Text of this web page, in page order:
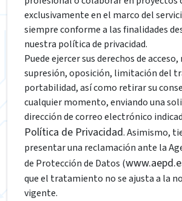
exclusivamente en el marco del
siempre conforme a las finalidades
nuestra política de privacidad.
Puede ejercer sus derechos de
supresión, oposición, limitación del
portabilidad, así como retirar su
cualquier momento, enviando una
dirección de correo electrónico
Política de Privacidad. Asimismo,
presentar una reclamación ante la
de Protección de Datos (
que el tratamiento no se ajusta a la
vigente.